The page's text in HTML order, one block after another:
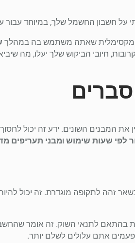
על חשבון החשמל שלך, במיוחד עבור
שאתה משתמש בה במהלך
חיובי הביקוש שלך יעלו, מה שיביא
את המבנים השונים. ידע זה יכול
לפי שעות שימוש ומבני תעריפים
זהה לתקופה מוגדרת. זה יכול להיות
אתם עלולים לשלם יותר.